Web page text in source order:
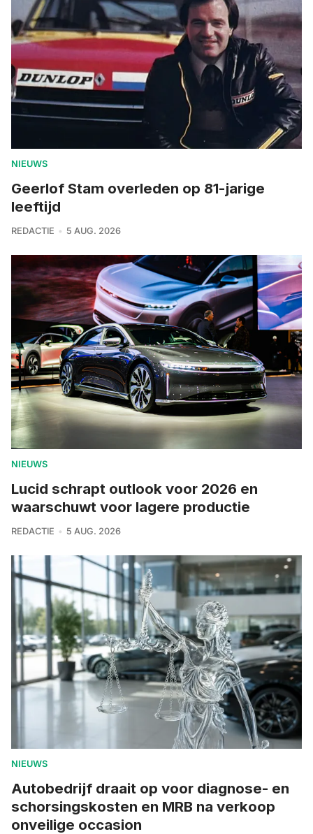
NIEUWS
Geerlof Stam overleden op 81-jarige
leeftijd
REDACTIE 5 AUG. 2026
NIEUWS
Lucid schrapt outlook voor 2026 en
waarschuwt voor lagere productie
REDACTIE 5 AUG. 2026
NIEUWS
Autobedrijf draait op voor diagnose- en
schorsingskosten en MRB na verkoop
onveilige occasion